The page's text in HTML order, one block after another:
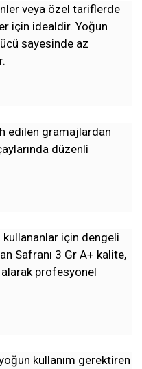
veya özel tariflerde
için idealdir. Yoğun
sayesinde az
edilen gramajlardan
düzenli
için dengeli
Safranı 3 Gr A+ kalite,
alarak profesyonel
kullanım gerektiren